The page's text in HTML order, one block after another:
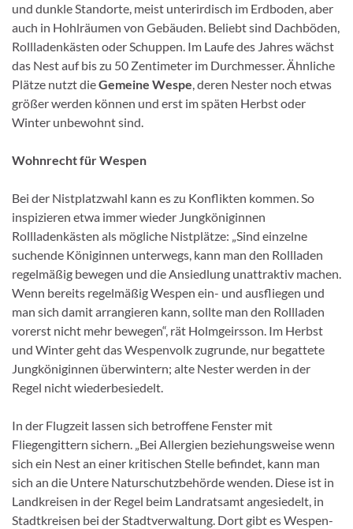
und dunkle Standorte, meist unterirdisch im Erdboden, aber
auch in Hohlräumen von Gebäuden. Beliebt sind Dachböden,
Rollladenkästen oder Schuppen. Im Laufe des Jahres wächst
das Nest auf bis zu 50 Zentimeter im Durchmesser. Ähnliche
Plätze nutzt dieGemeine Wespe, deren Nester noch etwas
größer werden können und erst im späten Herbst oder
Winter unbewohnt sind.
Wohnrecht für Wespen
Bei der Nistplatzwahl kann es zu Konflikten kommen. So
inspizieren etwa immer wieder Jungköniginnen
Rollladenkästen als mögliche Nistplätze: „Sind einzelne
suchende Königinnen unterwegs, kann man den Rollladen
regelmäßig bewegen und die Ansiedlung unattraktiv machen.
Wenn bereits regelmäßig Wespen ein- und ausfliegen und
man sich damit arrangieren kann, sollte man den Rollladen
vorerst nicht mehr bewegen“, rät Holmgeirsson. Im Herbst
und Winter geht das Wespenvolk zugrunde, nur begattete
Jungköniginnen überwintern; alte Nester werden in der
Regel nicht wiederbesiedelt.
In der Flugzeit lassen sich betroffene Fenster mit
Fliegengittern sichern. „Bei Allergien beziehungsweise wenn
sich ein Nest an einer kritischen Stelle befindet, kann man
sich an die Untere Naturschutzbehörde wenden. Diese ist in
Landkreisen in der Regel beim Landratsamt angesiedelt, in
Stadtkreisen bei der Stadtverwaltung. Dort gibt es Wespen-